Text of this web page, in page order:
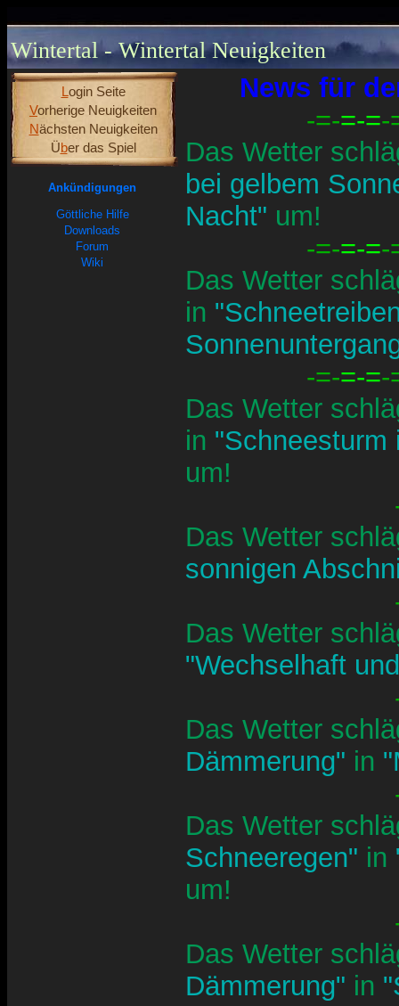
Wintertal - Wintertal Neuigkeiten
Login Seite
Vorherige Neuigkeiten
Nächsten Neuigkeiten
Über das Spiel
Ankündigungen
Göttliche Hilfe
Downloads
Forum
Wiki
News für
-=-=-=-
Das Wetter
bei gelbem
Nacht" um!
-=-=-=-
Das Wetter
in
-=-=-=-
Das Wetter
in "Schneesturm
um!
Das Wetter
sonnigen
Das Wetter
"Wechselhaft
Das Wetter
Dämmerung" in
Das Wetter
Schneeregen" in
um!
Das Wetter
Dämmerung" in